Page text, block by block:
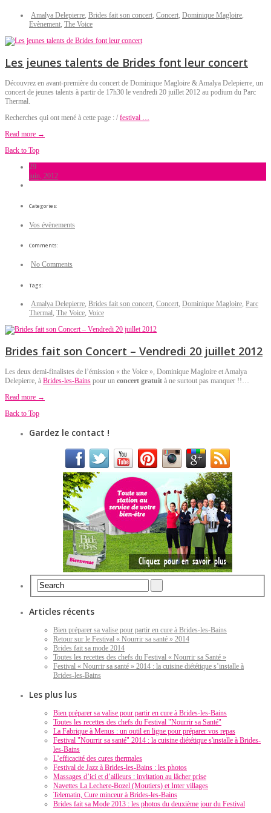
Amalya Delepierre, Brides fait son concert, Concert, Dominique Magloire,
Evènement, The Voice
Les jeunes talents de Brides font leur concert
Découvrez en avant-première du concert de Dominique Magloire & Amalya Delepierre, un
concert de jeunes talents à partir de 17h30 le vendredi 20 juillet 2012 au podium du Parc
Thermal.
Recherches qui ont mené à cette page : / festival …
Read more →
Back to Top
29
juin, 2012
Categories:
Vos évènements
Comments:
No Comments
Tags:
Amalya Delepierre, Brides fait son concert, Concert, Dominique Magloire, Parc
Thermal, The Voice, Voice
Brides fait son Concert – Vendredi 20 juillet 2012
Les deux demi-finalistes de l’émission « the Voice », Dominique Magloire et Amalya
Delepierre, à Brides-les-Bains pour un concert gratuit à ne surtout pas manquer !!…
Read more →
Back to Top
Gardez le contact !
Articles récents
Bien préparer sa valise pour partir en cure à Brides-les-Bains
Retour sur le Festival « Nourrir sa santé » 2014
Brides fait sa mode 2014
Toutes les recettes des chefs du Festival « Nourrir sa Santé »
Festival « Nourrir sa santé » 2014 : la cuisine diététique s’installe à
Brides-les-Bains
Les plus lus
Bien préparer sa valise pour partir en cure à Brides-les-Bains
Toutes les recettes des chefs du Festival "Nourrir sa Santé"
La Fabrique à Menus : un outil en ligne pour préparer vos repas
Festival "Nourrir sa santé" 2014 : la cuisine diététique s'installe à Brides-
les-Bains
L’efficacité des cures thermales
Festival de Jazz à Brides-les-Bains : les photos
Massages d’ici et d’ailleurs : invitation au lâcher prise
Navettes La Lechere-Bozel (Moutiers) et Inter villages
Telematin, Cure minceur à Brides-les-Bains
Brides fait sa Mode 2013 : les photos du deuxième jour du Festival